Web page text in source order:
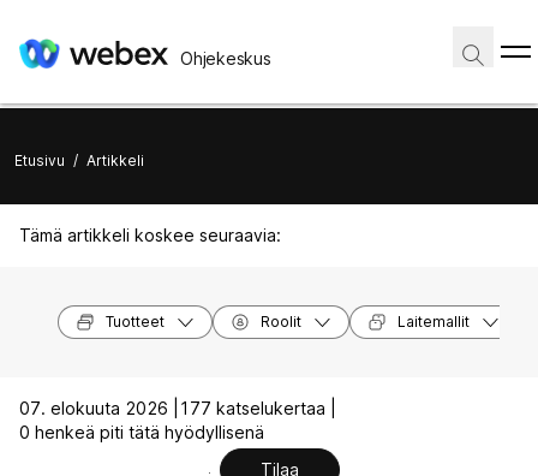
Ohjekeskus
Etusivu / Artikkeli
Tämä artikkeli koskee seuraavia:
Tuotteet Roolit Laitemallit
07. elokuuta 2026 |
177 katselukertaa |
0 henkeä piti tätä hyödyllisenä
Tilaa